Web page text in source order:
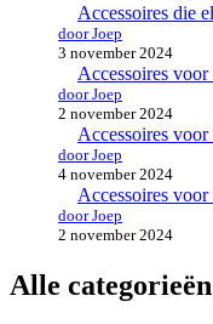
Accessoires die
door Joep
3 november 2024
Accessoires
door Joep
2 november 2024
Accessoires
door Joep
4 november 2024
Accessoires
door Joep
2 november 2024
Alle categorieën